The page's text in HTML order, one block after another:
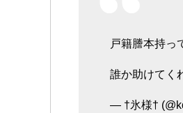
戸籍謄本持っ
誰か助けてく
— †氷様†